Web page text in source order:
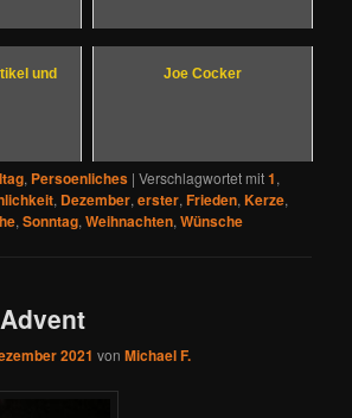
und
Joe Cocker
, Persoenliches |Verschlagwortet mit1,
, Dezember,erster,Frieden,Kerze,
,Sonntag,Weihnachten,Wünsche
2021 vonMichael F.